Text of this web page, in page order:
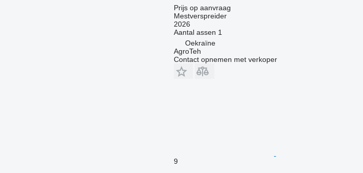
Prijs op aanvraag
Mestverspreider
2026
Aantal assen 1
Oekraïne
AgroTeh
Contact opnemen met verkoper
9